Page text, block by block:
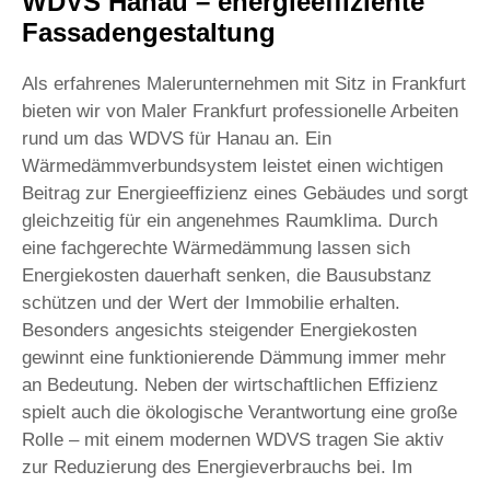
Fassadengestaltung
Als erfahrenes Malerunternehmen mit Sitz in Frankfurt
bieten wir von Maler Frankfurt professionelle Arbeiten
rund um das WDVS für Hanau an. Ein
Wärmedämmverbundsystem leistet einen wichtigen
Beitrag zur Energieeffizienz eines Gebäudes und sorgt
gleichzeitig für ein angenehmes Raumklima. Durch
eine fachgerechte Wärmedämmung lassen sich
Energiekosten dauerhaft senken, die Bausubstanz
schützen und der Wert der Immobilie erhalten.
Besonders angesichts steigender Energiekosten
gewinnt eine funktionierende Dämmung immer mehr
an Bedeutung. Neben der wirtschaftlichen Effizienz
spielt auch die ökologische Verantwortung eine große
Rolle – mit einem modernen WDVS tragen Sie aktiv
zur Reduzierung des Energieverbrauchs bei. Im